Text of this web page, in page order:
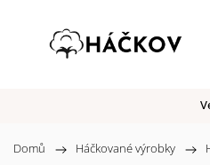
Domů / Háčkované výrobky /